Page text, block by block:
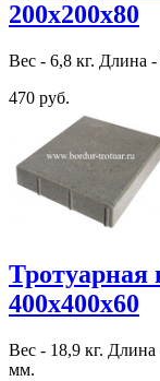
200х200х80
Вес - 6,8 кг. Длина
470 руб.
400х400х60
Вес - 18,9 кг.
мм.